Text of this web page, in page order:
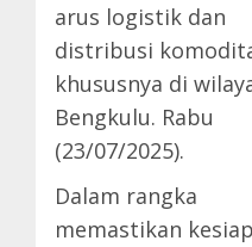
arus logistik dan
distribusi
khususnya di
Bengkulu. Rabu
(23/07/2025).
Dalam rangka
memastikan